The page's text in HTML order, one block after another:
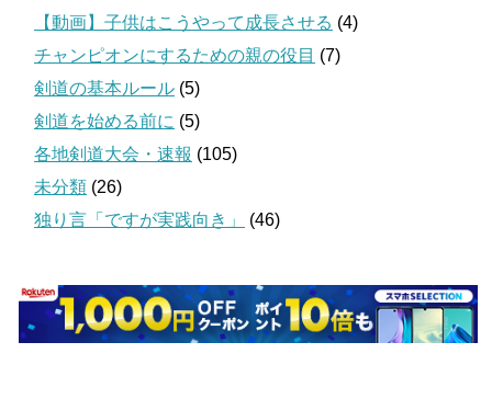
【動画】子供はこうやって成長させる (4)
チャンピオンにするための親の役目 (7)
剣道の基本ルール (5)
剣道を始める前に (5)
各地剣道大会・速報 (105)
未分類 (26)
独り言「ですが実践向き」
(46)